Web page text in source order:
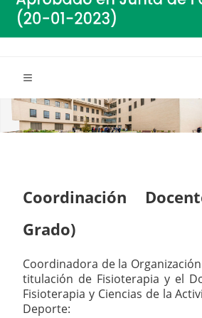
Coordinación
Grado)
Coordinadora de la
titulación de Fisioterapia y el
Fisioterapia y Ciencias de la
Deporte: